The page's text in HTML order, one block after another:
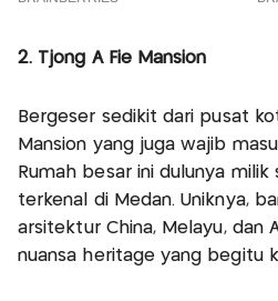
2. Tjong A Fie Mansion
Bergeser sedikit dari pusat
Mansion yang juga wajib
Rumah besar ini dulunya milik
terkenal di Medan. Uniknya,
arsitektur China, Melayu, dan
nuansa heritage yang begitu